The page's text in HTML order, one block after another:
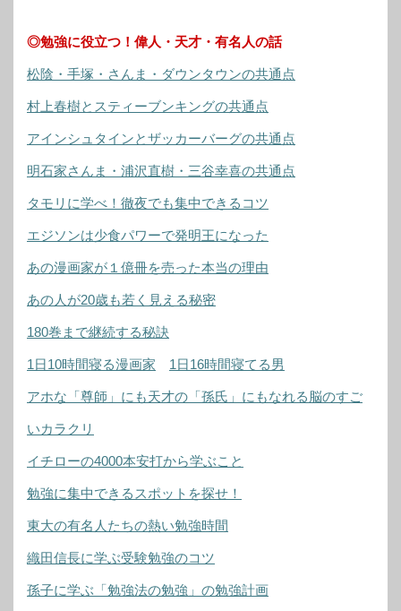
◎勉強に役立つ！偉人・天才・有名人の話
松陰・手塚・さんま・ダウンタウンの共通点
村上春樹とスティーブンキングの共通点
アインシュタインとザッカーバーグの共通点
明石家さんま・浦沢直樹・三谷幸喜の共通点
タモリに学べ！徹夜でも集中できるコツ
エジソンは少食パワーで発明王になった
あの漫画家が１億冊を売った本当の理由
あの人が20歳も若く見える秘密
180巻まで継続する秘訣
1日10時間寝る漫画家 1日16時間寝てる男
アホな「尊師」にも天才の「孫氏」にもなれる脳のすご
いカラクリ
イチローの4000本安打から学ぶこと
勉強に集中できるスポットを探せ！
東大の有名人たちの熱い勉強時間
織田信長に学ぶ受験勉強のコツ
孫子に学ぶ「勉強法の勉強」の勉強計画